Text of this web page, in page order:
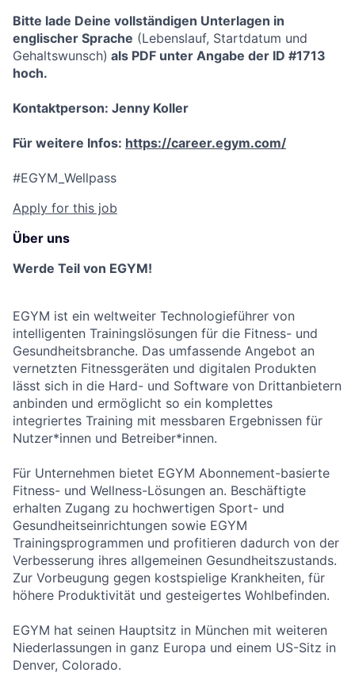
Bitte lade Deine vollständigen Unterlagen in
englischer Sprache (Lebenslauf, Startdatum und
Gehaltswunsch) als PDF unter Angabe der ID #1713
hoch.
Kontaktperson: Jenny Koller
Für weitere Infos: https://career.egym.com/
#EGYM_Wellpass
Apply for this job
Über uns
Werde Teil von EGYM!
EGYM ist ein weltweiter Technologieführer von
intelligenten Trainingslösungen für die Fitness- und
Gesundheitsbranche. Das umfassende Angebot an
vernetzten Fitnessgeräten und digitalen Produkten
lässt sich in die Hard- und Software von Drittanbietern
anbinden und ermöglicht so ein komplettes
integriertes Training mit messbaren Ergebnissen für
Nutzer*innen und Betreiber*innen.
Für Unternehmen bietet EGYM Abonnement-basierte
Fitness- und Wellness-Lösungen an. Beschäftigte
erhalten Zugang zu hochwertigen Sport- und
Gesundheitseinrichtungen sowie EGYM
Trainingsprogrammen und profitieren dadurch von der
Verbesserung ihres allgemeinen Gesundheitszustands.
Zur Vorbeugung gegen kostspielige Krankheiten, für
höhere Produktivität und gesteigertes Wohlbefinden.
EGYM hat seinen Hauptsitz in München mit weiteren
Niederlassungen in ganz Europa und einem US-Sitz in
Denver, Colorado.